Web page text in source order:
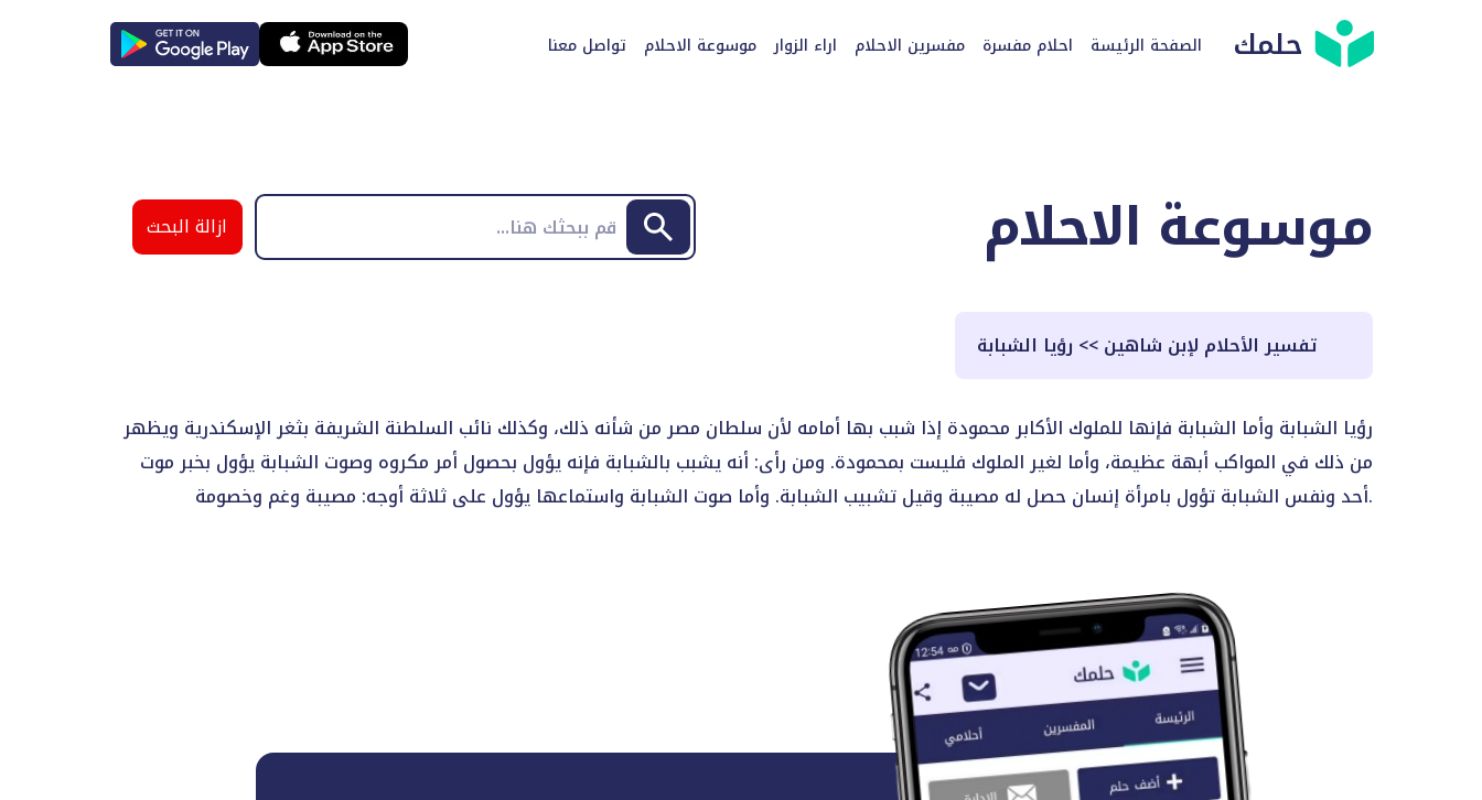
حلمك الصفحة الرئيسة احلام مفسرة مفسرين الاحلام اراء الزوار موسوعة الاحلام تواصل معنا
موسوعة الاحلام ازالة البحث
تفسير الأحلام لإبن شاهين>> رؤيا الشبابة
رؤيا الشبابة وأما الشبابة فإنها للملوك الأكابر محمودة إذا شبب بها أمامه لأن سلطان مصر من شأنه ذلك، وكذلك نائب السلطنة الشريفة بثغر الإسكندرية ويظهر
من ذلك في المواكب أبهة عظيمة، وأما لغير الملوك فليست بمحمودة. ومن رأى: أنه يشبب بالشبابة فإنه يؤول بحصول أمر مكروه وصوت الشبابة يؤول بخبر موت
أحد ونفس الشبابة تؤول بامرأة إنسان حصل له مصيبة وقيل تشبيب الشبابة. وأما صوت الشبابة واستماعها يؤول على ثلاثة أوجه: مصيبة وغم وخصومة.